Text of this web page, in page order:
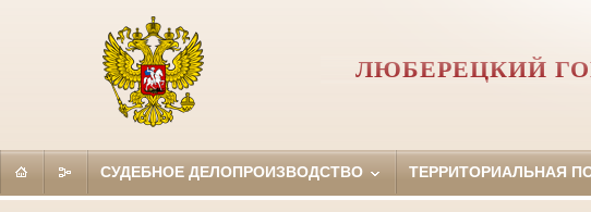
ЛЮБЕРЕЦКИЙ
СУДЕБНОЕ ДЕЛОПРОИЗВОДСТВО ТЕРРИТОРИАЛЬНАЯ